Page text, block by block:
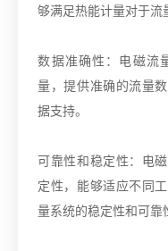
够满足热能计量对于流
数据准确性：电磁流
量，提供准确的流量
据支持。
可靠性和稳定性：电
定性，能够适应不同
量系统的稳定性和可靠